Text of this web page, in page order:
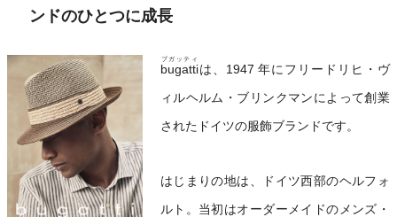
ンドのひとつに成長
bugatti
ブガッティ
は、1947 年にフリードリヒ・ヴ
ィルヘルム・ブリンクマンによって創業
されたドイツの服飾ブランドです。
はじまりの地は、ドイツ西部のヘルフォ
ルト。当初はオーダーメイドのメンズ・